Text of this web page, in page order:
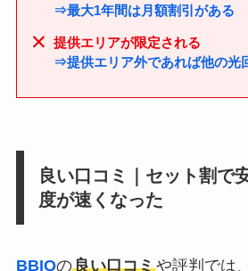
⇒最大1年間は月額割引がある
提供エリアが限定される
⇒提供エリア外であれば他の光
良い口コミ｜セット割で
度が速くなった
BBIQの良い口コミや評判では